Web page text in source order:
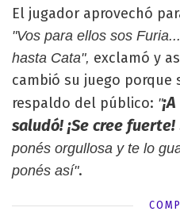
El jugador aprovechó
"Vos para ellos sos
hasta Cata", exclamó y
cambió su juego porque
respaldo del público: "
saludó! ¡Se cree fuerte!
ponés orgullosa y te lo
ponés así".